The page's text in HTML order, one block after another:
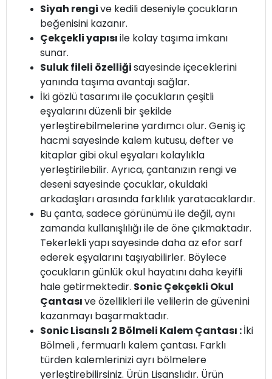
Siyah rengive kedili deseniyle çocukların
beğenisini kazanır.
Çekçekli yapısıile kolay taşıma imkanı
sunar.
Suluk fileli özelliğisayesinde içeceklerini
yanında taşıma avantajı sağlar.
İki gözlü tasarımı ile çocukların çeşitli
eşyalarını düzenli bir şekilde
yerleştirebilmelerine yardımcı olur. Geniş iç
hacmi sayesinde kalem kutusu, defter ve
kitaplar gibi okul eşyaları kolaylıkla
yerleştirilebilir. Ayrıca, çantanızın rengi ve
deseni sayesinde çocuklar, okuldaki
arkadaşları arasında farklılık yaratacaklardır.
Bu çanta, sadece görünümü ile değil, aynı
zamanda kullanışlılığı ile de öne çıkmaktadır.
Tekerlekli yapı sayesinde daha az efor sarf
ederek eşyalarını taşıyabilirler. Böylece
çocukların günlük okul hayatını daha keyifli
hale getirmektedir. Sonic Çekçekli Okul
Çantasıve özellikleri ile velilerin de güvenini
kazanmayı başarmaktadır.
Sonic Lisanslı 2 Bölmeli Kalem Çantası :İki
Bölmeli , fermuarlı kalem çantası. Farklı
türden kalemlerinizi ayrı bölmelere
yerleştirebilirsiniz. Ürün Lisanslıdır. Ürün